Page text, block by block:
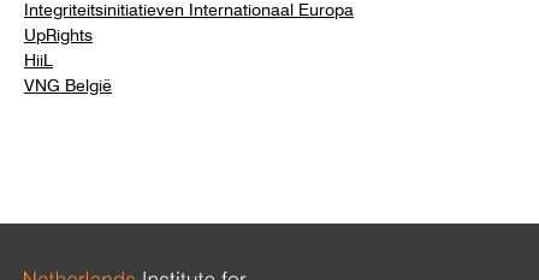
Integriteitsinitiatieven Internationaal Europa
UpRights
HiiL
VNG België